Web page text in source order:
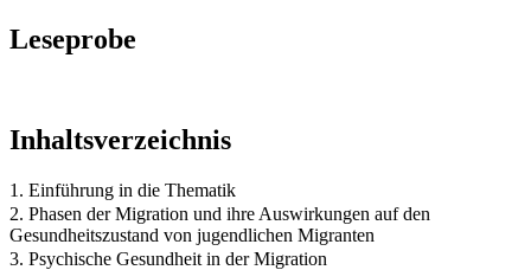
Leseprobe
Inhaltsverzeichnis
1. Einführung in die Thematik
2. Phasen der Migration und ihre Auswirkungen auf den
Gesundheitszustand von jugendlichen Migranten
3. Psychische Gesundheit in der Migration